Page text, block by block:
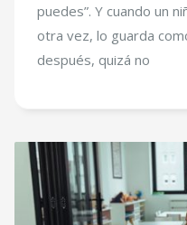
puedes”. Y cuando un
otra vez, lo guarda
después, quizá no